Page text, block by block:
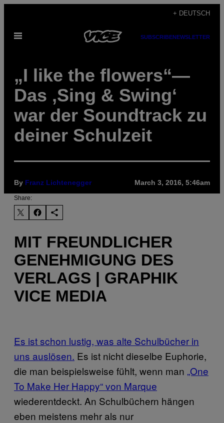
content
+ DEUTSCH
Open
SUBSCRIBENEWSLETTER
„I like the flowers“—
Das ‚Sing & Swing‘
war der Soundtrack zu
deiner Schulzeit
By Franz Lichtenegger March 3, 2016, 5:46am
Share:
MIT FREUNDLICHER
GENEHMIGUNG DES
VERLAGS | GRAPHIK
VICE MEDIA
Es ist schon lustig, was alte Schulbücher in
uns auslösen. Es ist nicht dieselbe Euphorie,
die man beispielsweise fühlt, wenn man „One
To Make Her Happy“ von Marque
wiederentdeckt. An Schulbüchern hängen
eben meistens mehr als nur